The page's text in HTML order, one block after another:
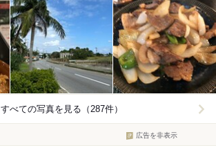
すべての写真を見る（287件）
広告を非表示